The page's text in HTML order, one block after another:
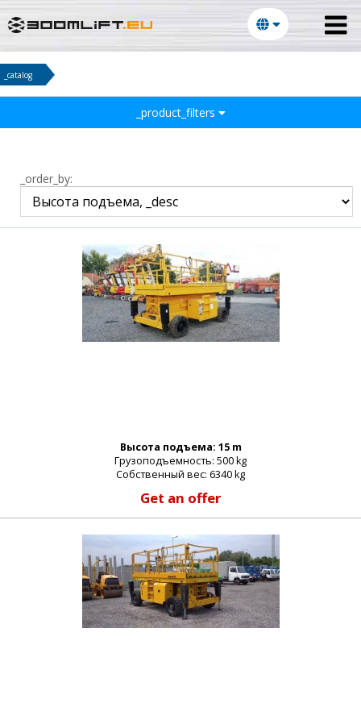
_catalog
_product_filters
_order_by:
Высота подъема: 15 m
Грузоподъемность: 500 kg
Собственный вес: 6340 kg
Get an offer